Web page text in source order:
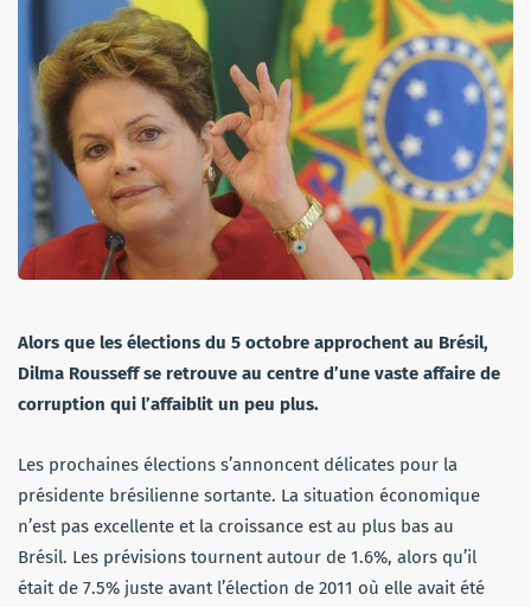
Alors que les élections du 5 octobre approchent au Brésil,
Dilma Rousseff se retrouve au centre d’une vaste affaire de
corruption qui l’affaiblit un peu plus.
Les prochaines élections s’annoncent délicates pour la
présidente brésilienne sortante. La situation économique
n’est pas excellente et la croissance est au plus bas au
Brésil. Les prévisions tournent autour de 1.6%, alors qu’il
était de 7.5% juste avant l’élection de 2011 où elle avait été